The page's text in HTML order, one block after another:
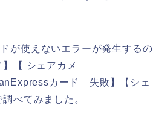
が使えないエラーが発生するの
【 シェアカメ
カード 失敗】【シェ
べてみました。